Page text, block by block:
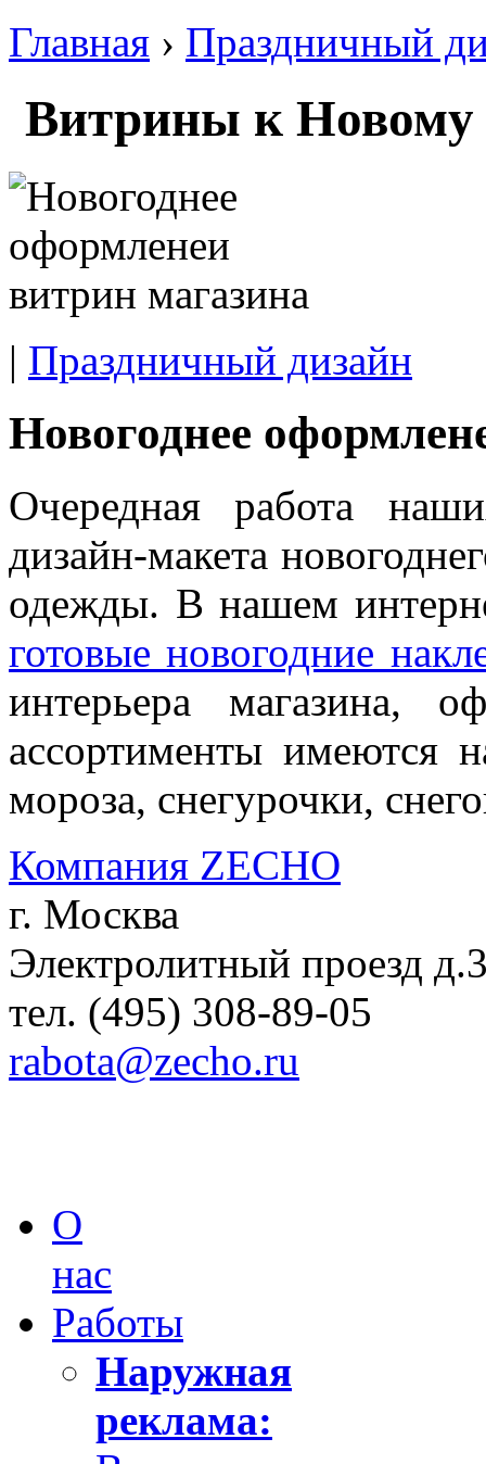
Главная › Праздничный
Витрины к Новому
| Праздничный дизайн
Новогоднее
Очередная работа
дизайн-макета
одежды. В нашем
готовые новогодние
интерьера
ассортименты имеются
мороза, снегурочки,
Компания ZECHO
г. Москва
Электролитный проезд
тел. (495) 308-89-05
rabota@zecho.ru
О
нас
Работы
Наружная
реклама: